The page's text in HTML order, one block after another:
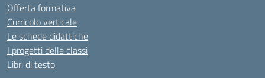
Offerta formativa
Curricolo verticale
Le schede didattiche
I progetti delle classi
Libri di testo